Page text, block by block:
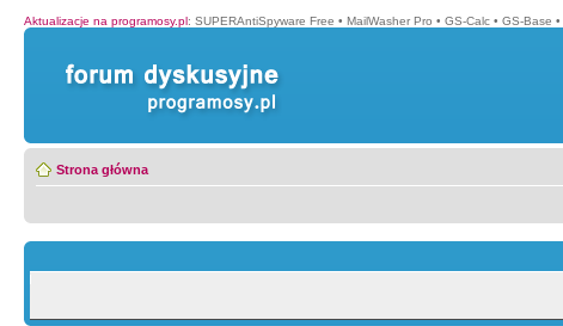
Aktualizacje na programosy.pl: SUPERAntiSpyware Free • MailWasher Pro • GS-Calc • GS-Base •
Strona główna